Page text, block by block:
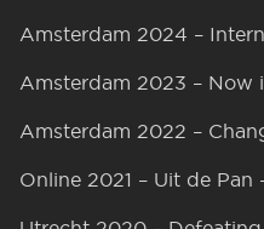
Amsterdam 2024 –
Amsterdam 2023 – Now
Amsterdam 2022 –
Online 2021 – Uit de Pan